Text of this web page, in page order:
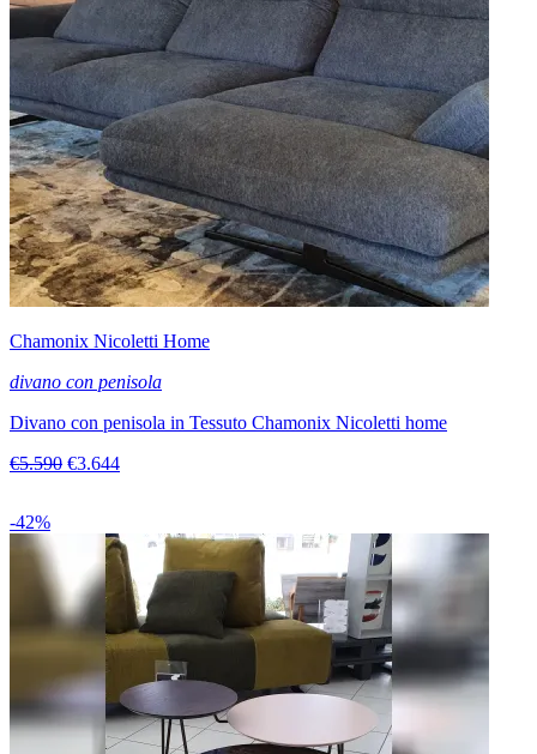
Chamonix Nicoletti Home
divano con penisola
Divano con penisola in Tessuto Chamonix Nicoletti home
€5.590 €3.644
-42%